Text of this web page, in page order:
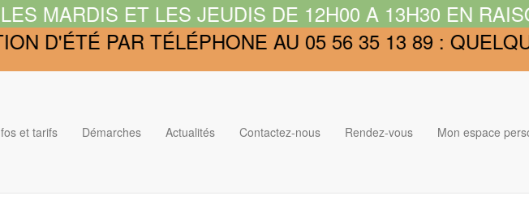
MARDIS ET LES JEUDIS DE 12H00 A 13H30 EN
D'ÉTÉ PAR TÉLÉPHONE AU 05 56 35 13 89 :
et tarifs Démarches Actualités Contactez-nous Rendez-vous Mon espace